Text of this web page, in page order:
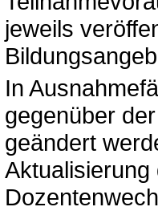
jeweils
In
gegenüber
geändert